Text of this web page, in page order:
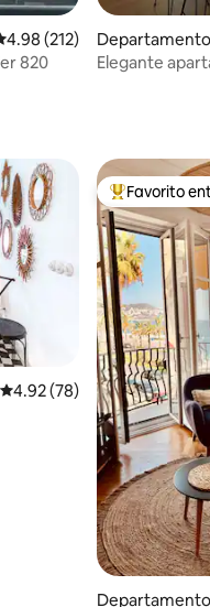
promedio: 4.98
4.98 (212)
820
Elegante
Calificación promedio: 4.92
4.92 (78)
De los
Favorito